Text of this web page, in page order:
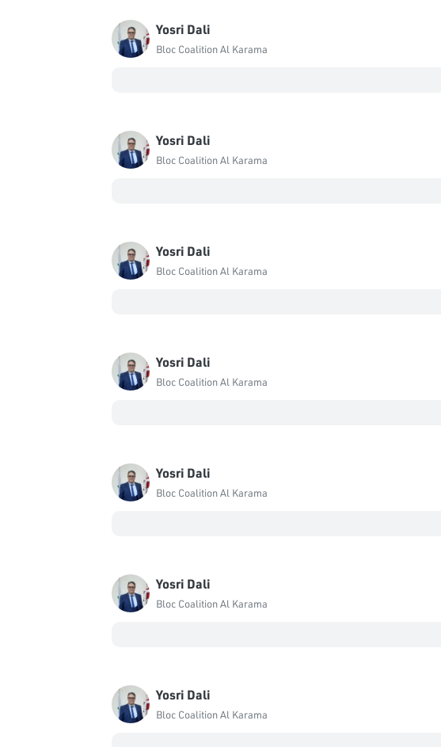
Yosri Dali
Bloc Coalition Al Karama
Yosri Dali
Bloc Coalition Al Karama
Yosri Dali
Bloc Coalition Al Karama
Yosri Dali
Bloc Coalition Al Karama
Yosri Dali
Bloc Coalition Al Karama
Yosri Dali
Bloc Coalition Al Karama
Yosri Dali
Bloc Coalition Al Karama